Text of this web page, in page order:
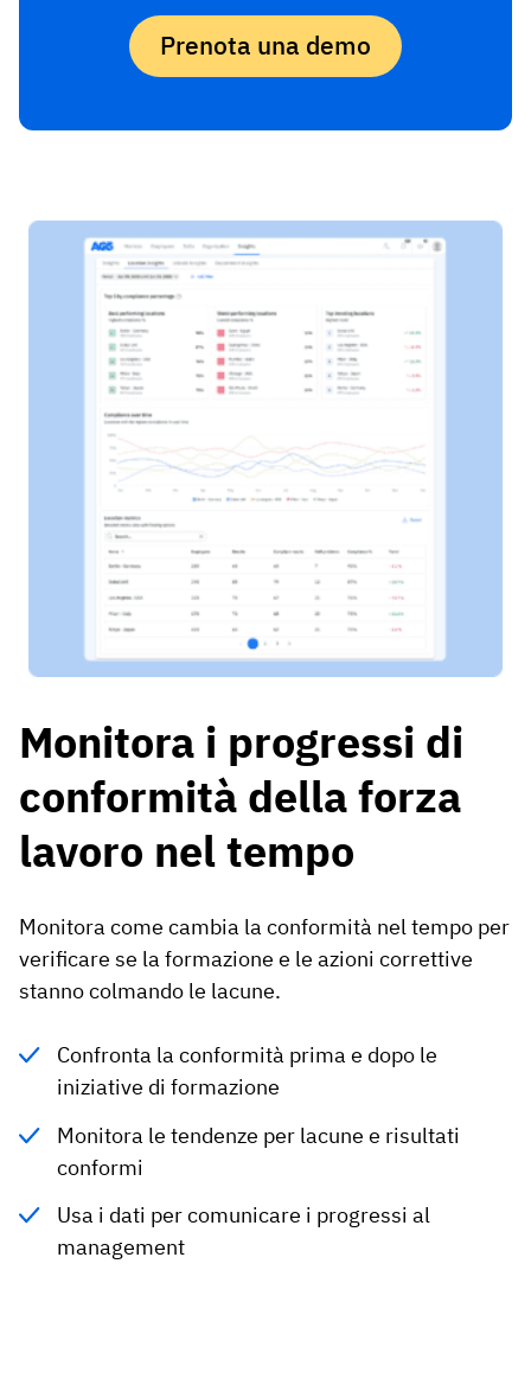
Prenota una demo
Monitora i progressi di
conformità della forza
lavoro nel tempo
Monitora come cambia la conformità nel tempo per
verificare se la formazione e le azioni correttive
stanno colmando le lacune.
Confronta la conformità prima e dopo le
iniziative di formazione
Monitora le tendenze per lacune e risultati
conformi
Usa i dati per comunicare i progressi al
management